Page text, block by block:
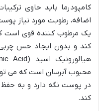
کامپودرما باید حاوی
یک مرطوب کننده قوی
کند و بدون ایجاد حس
محبوب آبرسان است که می
در پوست نگه دارد و به
کند.